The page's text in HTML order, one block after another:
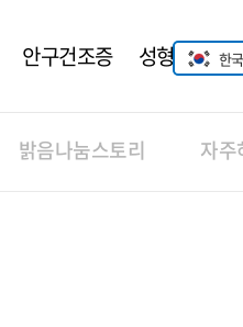
안구건조증 성형안과 한
밝음나눔스토리 자주